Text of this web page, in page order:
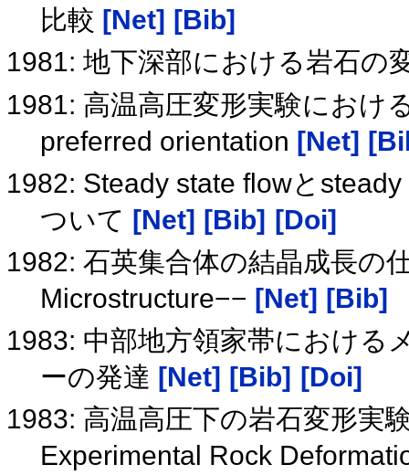
比較 [Net] [Bib]
1981: 地下深部における岩石の
1981: 高温高圧変形実験におけ
preferred orientation [Net]
1982: Steady state flowと
ついて [Net] [Bib] [Doi]
1982: 石英集合体の結晶成長の
Microstructure−− [Net] [Bib]
1983: 中部地方領家帯における
ーの発達 [Net] [Bib] [Doi]
1983: 高温高圧下の岩石変形実
Experimental Rock